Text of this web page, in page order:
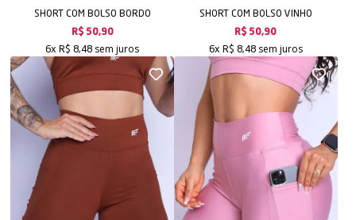
SHORT COM BOLSO BORDO
R$ 50,90
6x R$ 8,48 sem juros
SHORT COM BOLSO VINHO
R$ 50,90
6x R$ 8,48 sem juros